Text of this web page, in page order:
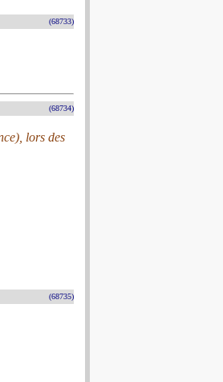
(68733)
(68734)
lors des
(68735)